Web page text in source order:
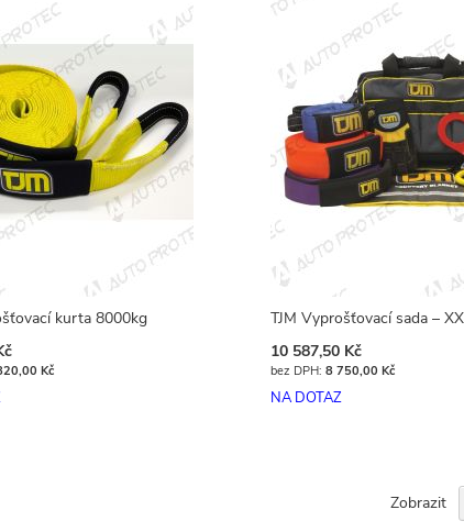
kurta 8000kg
Kč
TJM Vyprošťovací sada –
10 587,50 Kč
8 750,00 Kč
NA DOTAZ
Zobrazit